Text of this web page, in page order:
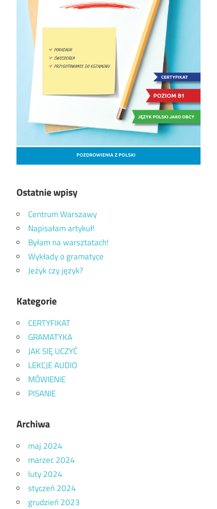
Ostatnie wpisy
Centrum Warszawy
Napisałam artykuł!
Byłam na warsztatach!
Wykłady o gramatyce
Jeżyk czy język?
Kategorie
CERTYFIKAT
GRAMATYKA
JAK SIĘ UCZYĆ
LEKCJE AUDIO
MÓWIENIE
PISANIE
Archiwa
maj 2024
marzec 2024
luty 2024
styczeń 2024
grudzień 2023